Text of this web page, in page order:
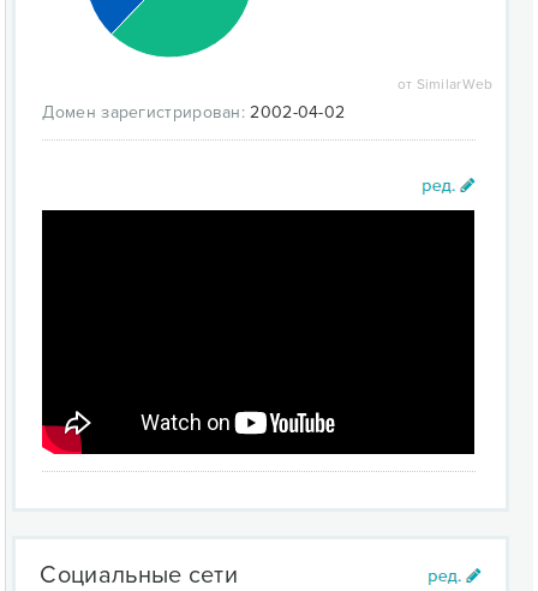
от SimilarWeb
Домен зарегистрирован: 2002-04-02
Социальные сети